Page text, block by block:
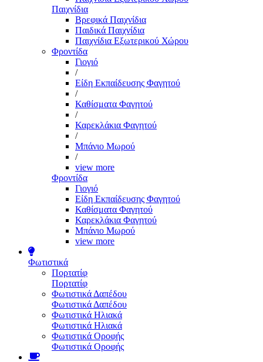
Παιχνίδια
Βρεφικά Παιχνίδια
Παιδικά Παιχνίδια
Παιχνίδια Εξωτερικού Χώρου
Φροντίδα
Γιογιό
/
Είδη Εκπαίδευσης Φαγητού
/
Καθίσματα Φαγητού
/
Καρεκλάκια Φαγητού
/
Μπάνιο Μωρού
/
view more
Φροντίδα
Γιογιό
Είδη Εκπαίδευσης Φαγητού
Καθίσματα Φαγητού
Καρεκλάκια Φαγητού
Μπάνιο Μωρού
view more
Φωτιστικά
Πορτατίφ
Πορτατίφ
Φωτιστικά Δαπέδου
Φωτιστικά Δαπέδου
Φωτιστικά Ηλιακά
Φωτιστικά Ηλιακά
Φωτιστικά Οροφής
Φωτιστικά Οροφής